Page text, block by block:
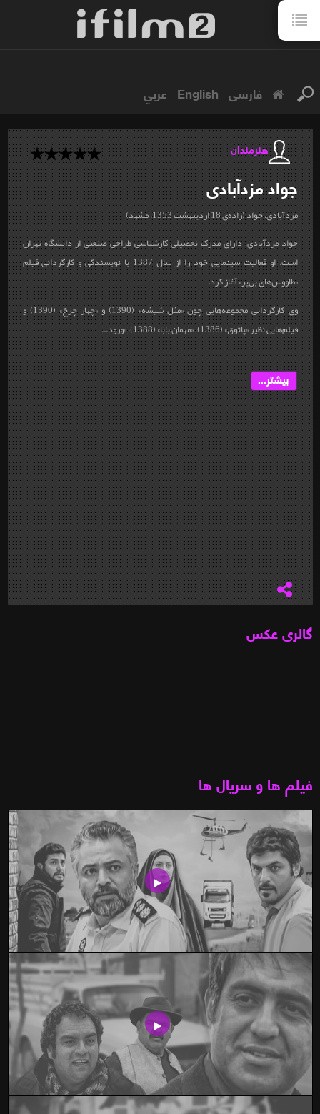
فارسی English عربي
هنرمندان
جوادمزدآبادی
مزدآبادی، جواد (زاده‌ی 18 اردیبهشت 1353، مشهد)
جواد مزدآبادی، دارای مدرک تحصیلی کارشناسی طراحی صنعتی از دانشگاه تهران
است. او فعاليت سينمايی خود را از سال 1387 با نویسندگی و کارگردانی فيلم
«طاووس‌های بی‌پر» آغاز كرد.
وی کارگردانی مجموعه‌‌هایی چون «مثل شیشه» (1390) و «چهار چرخ» (1390) و
فیلم‌هایی نظیر «پاتوق» (1386)، «مهمان بابا» (1388)، «ورود...
بیشتر...
گالری عکس
فیلم ها و سریال ها